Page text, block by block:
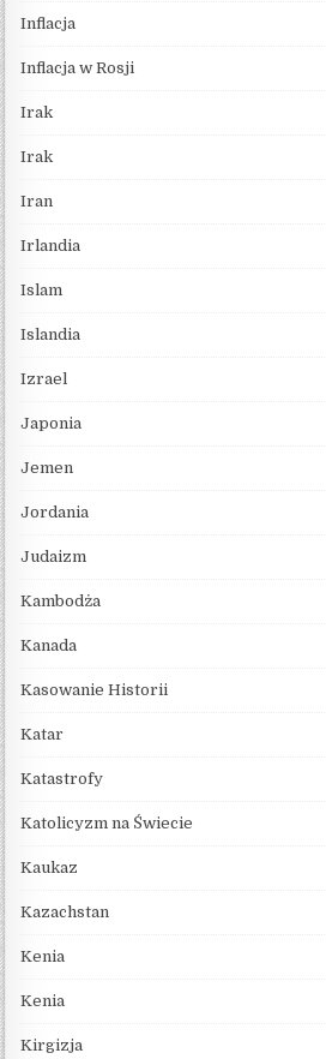
Inflacja
Inflacja w Rosji
Irak
Irak
Iran
Irlandia
Islam
Islandia
Izrael
Japonia
Jemen
Jordania
Judaizm
Kambodża
Kanada
Kasowanie Historii
Katar
Katastrofy
Katolicyzm na Świecie
Kaukaz
Kazachstan
Kenia
Kenia
Kirgizja